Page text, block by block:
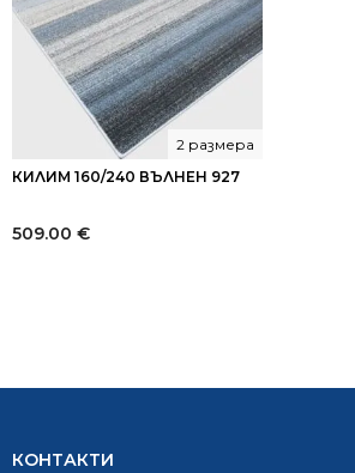
КИЛИМ 160/240 ВЪЛНЕН 927
2 размера
509.00 €
КОНТАКТИ